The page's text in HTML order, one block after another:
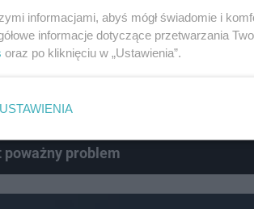
Strange'a podczas spotkania
Sanktuarium w Marvel's
obecność Strange'a na ekranie ze
problem
informacjami, abyś mógł świadomie i
informacje dotyczące przetwarzania
oraz po kliknięciu w „Ustawienia”.
USTAWIENIA